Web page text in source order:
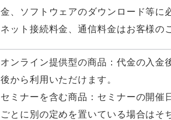
金、ソフトウェアのダウンロード等に
ネット接続料金、通信料金はお客様の
オンライン提供型の商品：代金の入金
後から利用いただけます。
セミナーを含む商品：セミナーの開催
ごとに別の定めを置いている場合はそ